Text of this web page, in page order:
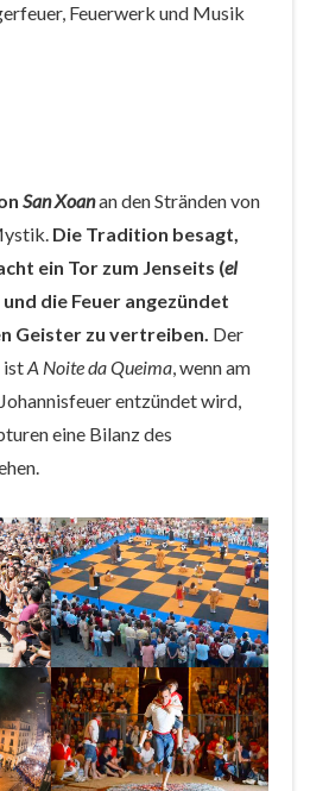
Feuerwerk und Musik
San Xoanan den Stränden von
Die Tradition besagt,
ein Tor zum Jenseits (el
die Feuer angezündet
Geister zu vertreiben. Der
istA Noite da Queima, wenn am
entzündet wird,
eine Bilanz des